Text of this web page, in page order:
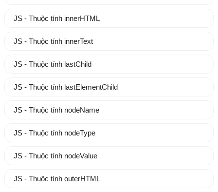
JS - Thuộc tính innerHTML
JS - Thuộc tính innerText
JS - Thuộc tính lastChild
JS - Thuộc tính lastElementChild
JS - Thuộc tính nodeName
JS - Thuộc tính nodeType
JS - Thuộc tính nodeValue
JS - Thuộc tính outerHTML